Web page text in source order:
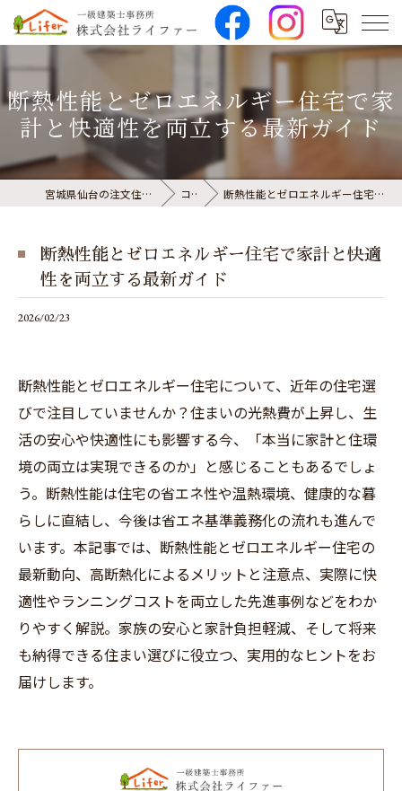
断熱性能とゼロエネルギー住宅で家
計と快適性を両立する最新ガイド
宮城県仙台の注文住宅なら株式会社ライファー コラム 断熱性能とゼロエネルギー住宅で家計と快適性を両立する最新ガイド
断熱性能とゼロエネルギー住宅で家計と快適
性を両立する最新ガイド
2026/02/23
断熱性能とゼロエネルギー住宅について、近年の住宅選
びで注目していませんか？住まいの光熱費が上昇し、生
活の安心や快適性にも影響する今、「本当に家計と住環
境の両立は実現できるのか」と感じることもあるでしょ
う。断熱性能は住宅の省エネ性や温熱環境、健康的な暮
らしに直結し、今後は省エネ基準義務化の流れも進んで
います。本記事では、断熱性能とゼロエネルギー住宅の
最新動向、高断熱化によるメリットと注意点、実際に快
適性やランニングコストを両立した先進事例などをわか
りやすく解説。家族の安心と家計負担軽減、そして将来
も納得できる住まい選びに役立つ、実用的なヒントをお
届けします。